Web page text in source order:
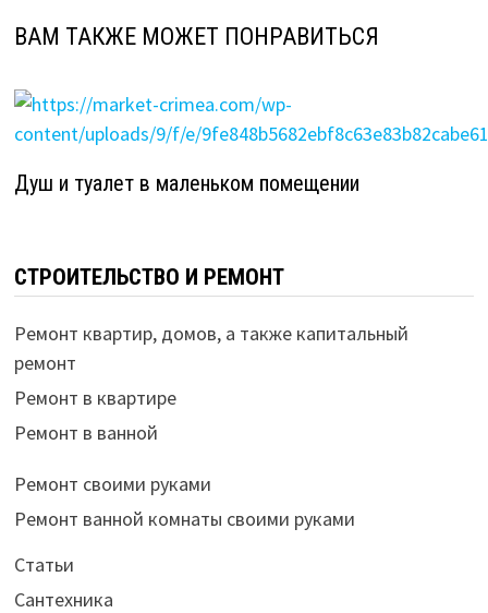
ВАМ ТАКЖЕ МОЖЕТ ПОНРАВИТЬСЯ
Душ и туалет в маленьком помещении
СТРОИТЕЛЬСТВО И РЕМОНТ
Ремонт квартир, домов, а также капитальный
ремонт
Ремонт в квартире
Ремонт в ванной
Ремонт своими руками
Ремонт ванной комнаты своими руками
Статьи
Сантехника